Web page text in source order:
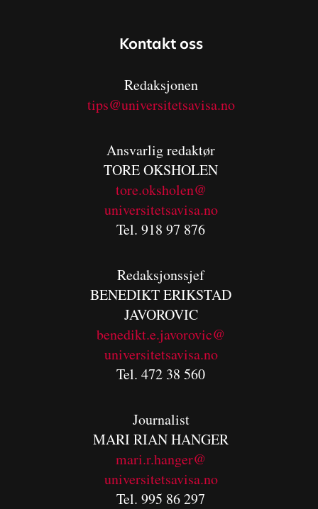
Kontakt oss
Redaksjonen
tips@universitetsavisa.no
Ansvarlig redaktør
TORE OKSHOLEN
tore.oksholen@
universitetsavisa.no
Tel. 918 97 876
Redaksjonssjef
BENEDIKTERIKSTAD
JAVOROVIC
benedikt.e.javorovic@
universitetsavisa.no
Tel. 472 38 560
Journalist
MARI RIAN HANGER
mari.r.hanger@
universitetsavisa.no
Tel. 995 86 297